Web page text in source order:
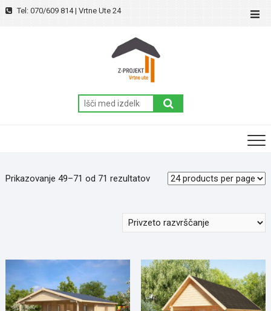
Skip Tel: 070/609 814 | Vrtne Ute 24
Išči:
Prikazovanje 49–71 od 71 rezultatov